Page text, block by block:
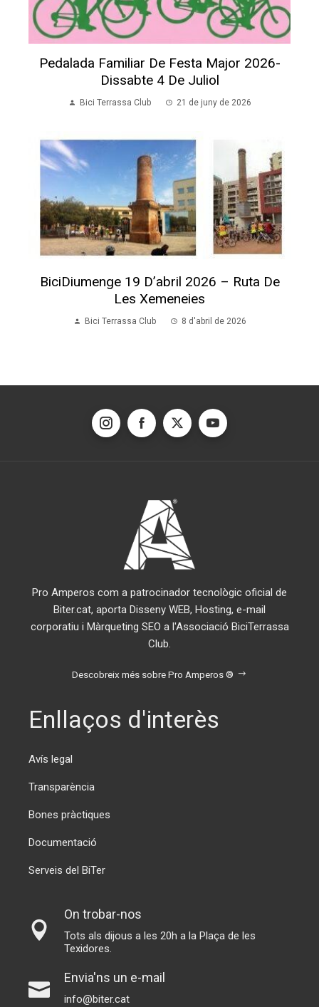
Pedalada Familiar De Festa Major 2026-
Dissabte 4 De Juliol
Bici Terrassa Club 21 de juny de 2026
BiciDiumenge 19 D’abril 2026 – Ruta De
Les Xemeneies
Bici Terrassa Club 8 d'abril de 2026
Pro Amperos com a patrocinador tecnològic oficial de
Biter.cat, aporta Disseny WEB, Hosting, e-mail
corporatiu i Màrqueting SEO a l'Associació BiciTerrassa
Club.
Descobreix més sobre Pro Amperos ®
Enllaços d'interès
Avís legal
Transparència
Bones pràctiques
Documentació
Serveis del BiTer
On trobar-nos
Tots als dijous a les 20h a la Plaça de les
Texidores.
Envia'ns un e-mail
info@biter.cat